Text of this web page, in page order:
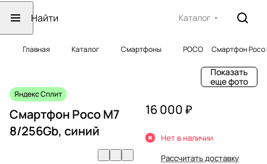
Каталог
Главная Каталог Смартфоны POCO Смартфон Poco
Показать
еще фото
Яндекс Сплит
Смартфон Poco M7
8/256Gb, синий
16 000 ₽
Нет в наличии
Рассчитать доставку